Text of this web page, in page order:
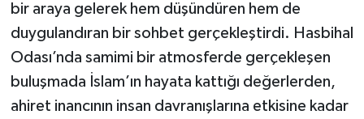
bir araya gelerek hem düşündüren hem de
duygulandıran bir sohbet gerçekleştirdi. Hasbihal
Odası’nda samimi bir atmosferde gerçekleşen
buluşmada İslam’ın hayata kattığı değerlerden,
ahiret inancının insan davranışlarına etkisine kadar
YAŞAM